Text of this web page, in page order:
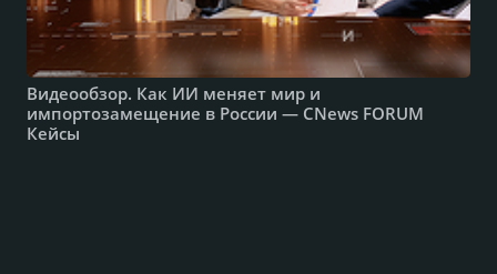
Видеообзор. Как ИИ меняет мир и
импортозамещение в России — CNews FORUM
Кейсы